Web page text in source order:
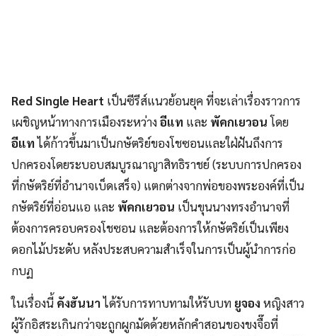
Red Single Heart เป็นซีรีส์แนวย้อนยุค ที่จะเล่าเรื่องราวการ
เผชิญหน้าทางการเมืองระหว่างอีแท และ พัคกเยวอนโดย
อีแทได้ก้าวขึ้นมาเป็นกษัตริย์ของโชซอนและใฝ่ฝันถึงการ
ปกครองโดยระบอบสมบูรณาญาสิทธิราชย์ (ระบบการปกครอง
ที่กษัตริย์ที่อำนาจเบ็ดเสร็จ) แตกต่างจากพ่อของพระองค์ที่เป็น
กษัตริย์ที่อ่อนแอ และ พัคกเยวอน เป็นขุนนางทรงอำนาจที่
ต้องการครอบครองโชซอน และต้องการให้กษัตริย์เป็นเพียง
ดอกไม้ประดับ หลังประสบความสำเร็จในการเป็นผู้นำการก่อ
กบฏ
ในเรื่องนี้ คังฮันนาได้รับการทาบทามให้รับบท ยูจองหญิงสาว
ผู้รักอิสระเกินกว่าจะถูกผูกมัดด้วยหลักคำสอนของขงจื๊อที่